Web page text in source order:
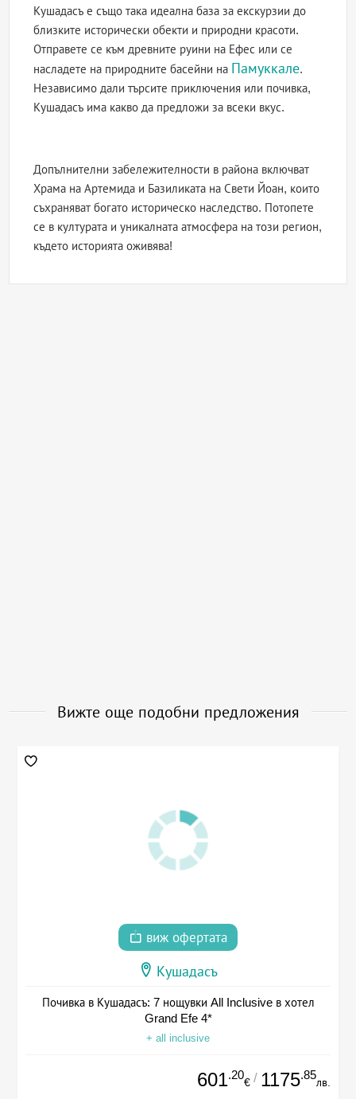
Кушадасъ е също така идеална база за екскурзии до
близките исторически обекти и природни красоти.
Отправете се към древните руини на Ефес или се
насладете на природните басейни на Памуккале.
Независимо дали търсите приключения или почивка,
Кушадасъ има какво да предложи за всеки вкус.
Допълнителни забележителности в района включват
Храма на Артемида и Базиликата на Свети Йоан, които
съхраняват богато историческо наследство. Потопете
се в културата и уникалната атмосфера на този регион,
където историята оживява!
Вижте още подобни предложения
виж офертата
Кушадасъ
Почивка в Кушадасъ: 7 нощувки All Inclusive в хотел
Grand Efe 4*
+ all inclusive
601.20
€ / 1175.85
лв.